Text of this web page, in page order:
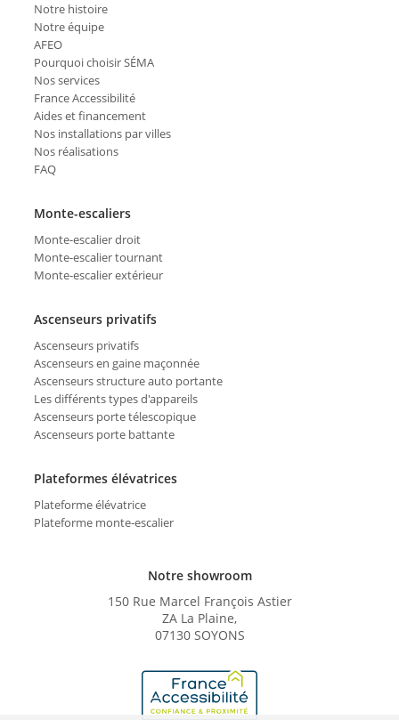
Notre showroom
150 Rue Marcel François Astier
ZA La Plaine,
07130 SOYONS
Notre histoire
Notre équipe
AFEO
Pourquoi choisir SÉMA
Nos services
France Accessibilité
Aides et financement
Nos installations par villes
Nos réalisations
FAQ
Monte-escaliers
Monte-escalier droit
Monte-escalier tournant
Monte-escalier extérieur
Ascenseurs privatifs
Ascenseurs privatifs
Ascenseurs en gaine maçonnée
Ascenseurs structure auto portante
Les différents types d'appareils
Ascenseurs porte télescopique
Ascenseurs porte battante
Plateformes élévatrices
Plateforme élévatrice
Plateforme monte-escalier